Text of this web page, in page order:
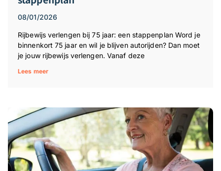
08/01/2026
Rijbewijs verlengen bij 75 jaar: een stappenplan Word je
binnenkort 75 jaar en wil je blijven autorijden? Dan moet
je jouw rijbewijs verlengen. Vanaf deze
Lees meer